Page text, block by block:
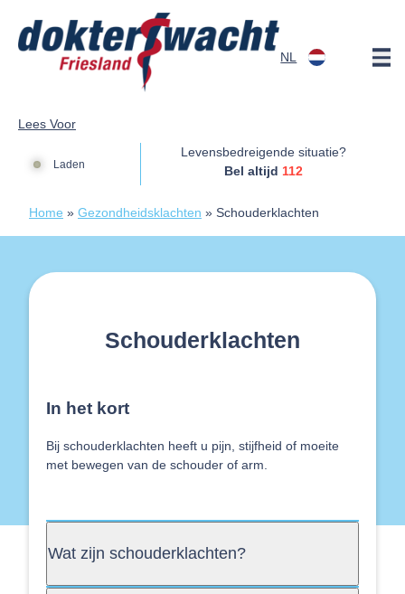
NL
Lees Voor
Laden
Levensbedreigende situatie?
Bel altijd 112
Home » Gezondheidsklachten » Schouderklachten
Schouderklachten
In het kort
Bij schouderklachten heeft u pijn, stijfheid of moeite
met bewegen van de schouder of arm.
Wat zijn schouderklachten?